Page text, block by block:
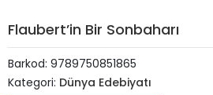
Flaubert’in Bir Sonbaharı
Barkod: 9789750851865
Kategori: Dünya Edebiyatı